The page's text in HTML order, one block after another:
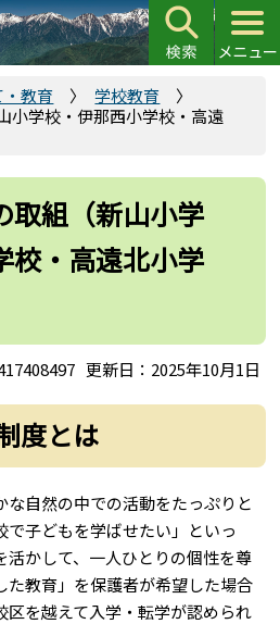
教育
学校教育
小学校・伊那西小学校・高遠
取組（新山小学
校・高遠北小学
更新日：2025年10月1日
度とは
自然の中での活動をたっぷりと
で子どもを学ばせたい」といっ
活かして、一人ひとりの個性を尊
た教育」を保護者が希望した場合
区を越えて入学・転学が認められ